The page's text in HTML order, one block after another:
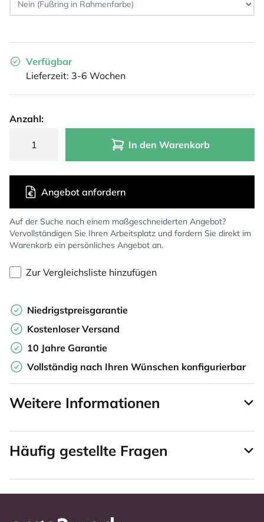
Verfügbar
Lieferzeit: 3-6 Wochen
Anzahl:
In den Warenkorb
Auf der Suche nach einem maßgeschneiderten Angebot?
Vervollständigen Sie Ihren Arbeitsplatz und fordern Sie direkt im
Warenkorb ein persönliches Angebot an.
Angebot anfordern
Zur Vergleichsliste hinzufügen
Niedrigstpreisgarantie
Kostenloser Versand
10 Jahre Garantie
Vollständig nach Ihren Wünschen konfigurierbar
Weitere Informationen
Häufig gestellte Fragen